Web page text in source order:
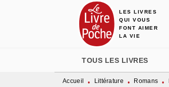
MENU RECHERCHE
LES LIVRES
QUI VOUS
FONT AIMER
LA VIE
TOUS LES LIVRES
Accueil • Littérature • Romans •